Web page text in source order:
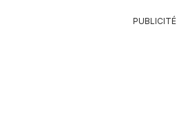
PUBLICITÉ